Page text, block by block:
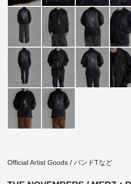
Official Artist Goods / バンドTなど